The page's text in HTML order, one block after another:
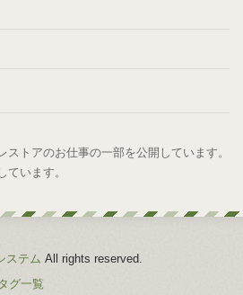
トアのお仕事の一部を公開しています。
います。
ステム All rights reserved.
タグ一覧